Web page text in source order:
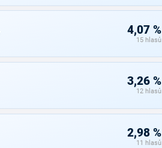
4,07 %
15 hlasů
3,26 %
12 hlasů
2,98 %
11 hlasů